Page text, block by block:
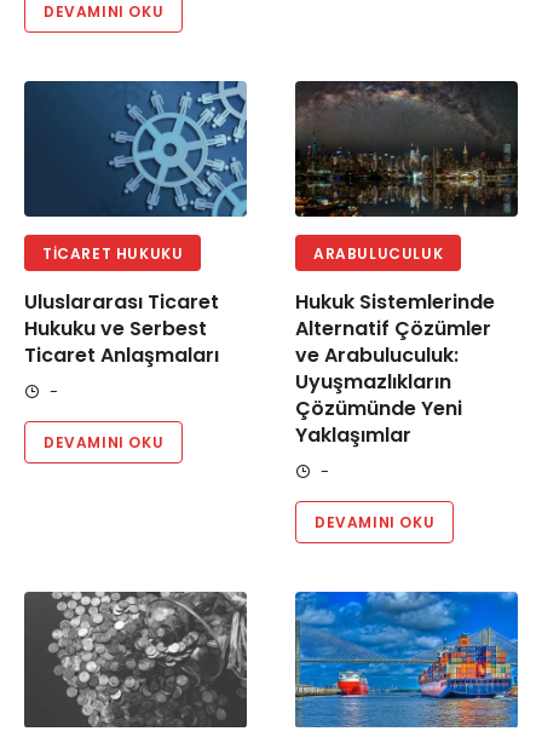
DEVAMINI OKU
TICARET HUKUKU
Uluslararası Ticaret
Hukuku ve Serbest
Ticaret Anlaşmaları
-
DEVAMINI OKU
ARABULUCULUK
Hukuk Sistemlerinde
Alternatif Çözümler
ve Arabuluculuk:
Uyuşmazlıkların
Çözümünde Yeni
Yaklaşımlar
-
DEVAMINI OKU